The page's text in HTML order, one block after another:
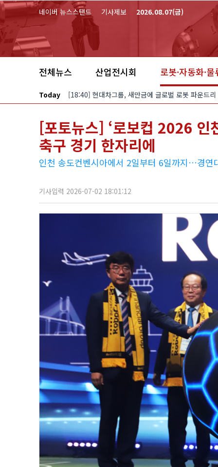
본문 바로가기
네이버 뉴스스탠드 기사제보 2026.08.07(금)
전체뉴스 산업전시회 로봇·자동화·물
Today [18:40] 현대차그룹, 새만금에 글로벌 로봇 파운드리
[포토뉴스] ‘로보컵 2026 인
축구 경기 한자리에
인천 송도컨벤시아에서 2일부터 6일까지…경연
기사입력 2026-07-02 18:01:12